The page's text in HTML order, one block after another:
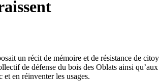
un récit de mémoire et de résistance de
de défense du bois des Oblats ainsi
en réinventer les usages.